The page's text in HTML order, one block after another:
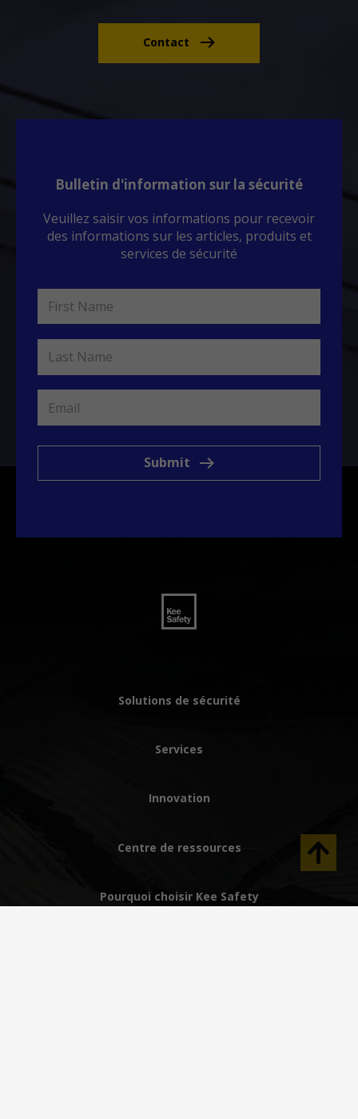
Contact
Bulletin d'information sur la sécurité
Veuillez saisir vos informations pour recevoir
des informations sur les articles, produits et
services de sécurité
Submit
Solutions de sécurité
Services
Innovation
Centre de ressources
Pourquoi choisir Kee Safety